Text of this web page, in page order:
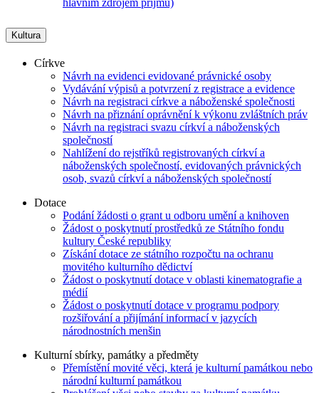
hlavním zdrojem příjmů)
Kultura
Církve
Návrh na evidenci evidované právnické osoby
Vydávání výpisů a potvrzení z registrace a evidence
Návrh na registraci církve a náboženské společnosti
Návrh na přiznání oprávnění k výkonu zvláštních práv
Návrh na registraci svazu církví a náboženských
společností
Nahlížení do rejstříků registrovaných církví a
náboženských společností, evidovaných právnických
osob, svazů církví a náboženských společností
Dotace
Podání žádosti o grant u odboru umění a knihoven
Žádost o poskytnutí prostředků ze Státního fondu
kultury České republiky
Získání dotace ze státního rozpočtu na ochranu
movitého kulturního dědictví
Žádost o poskytnutí dotace v oblasti kinematografie a
médií
Žádost o poskytnutí dotace v programu podpory
rozšiřování a přijímání informací v jazycích
národnostních menšin
Kulturní sbírky, památky a předměty
Přemístění movité věci, která je kulturní památkou nebo
národní kulturní památkou